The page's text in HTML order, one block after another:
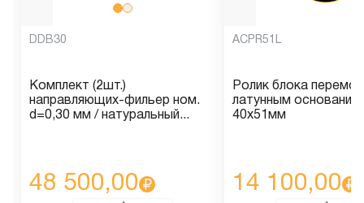
DDB30
Комплект (2шт.)
направляющих-фильер ном.
d=0,30 мм / натуральный...
48 500,00
ACPR51L
Ролик блока
латунным
40х51мм
14 100,00